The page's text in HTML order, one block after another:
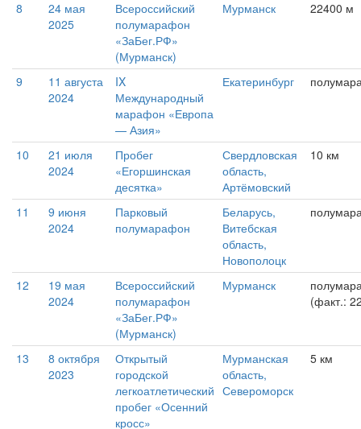
8
24 мая
2025
Всероссийский
полумарафон
«ЗаБег.РФ»
(Мурманск)
Мурманск 22400 м
9
11 августа
2024
IX
Международный
марафон «Европа
— Азия»
Екатеринбург
10
21 июля
2024
Пробег
«Егоршинская
десятка»
Свердловская
область,
Артёмовский
10 км
11
9 июня
2024
Парковый
полумарафон
Беларусь,
Витебская
область,
Новополоцк
12
19 мая
2024
Всероссийский
полумарафон
«ЗаБег.РФ»
(Мурманск)
Мурманск
(факт.:
13
8 октября
2023
Открытый
городской
легкоатлетический
пробег «Осенний
кросс»
Мурманская
область,
Североморск
5 км